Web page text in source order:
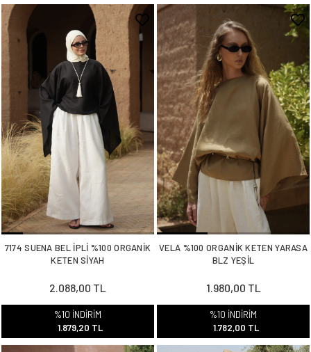
7174 SUENA BEL İPLİ %100 ORGANİK
KETEN SİYAH
2.088,00 TL
%10 İNDİRİM
1.879,20 TL
VELA %100 ORGANİK KETEN YARASA
BLZ YEŞİL
1.980,00 TL
%10 İNDİRİM
1.782,00 TL